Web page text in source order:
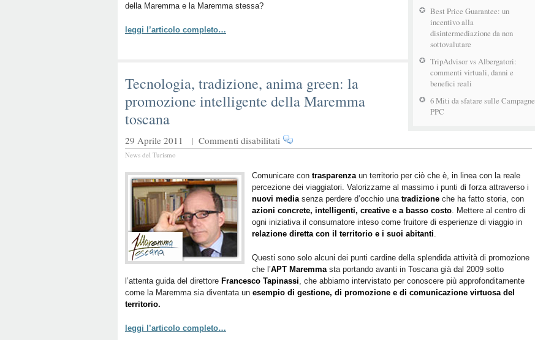
Best Price Guarantee: un
incentivo alla
disintermediazione da non
sottovalutare
TripAdvisor vs Albergatori:
commenti virtuali, danni e
benefici reali
6 Miti da sfatare sulle Campagne
PPC
della Maremma e la Maremma stessa?
leggi l’articolo completo…
Tecnologia, tradizione, anima green: la
promozione intelligente della Maremma
toscana
29 Aprile 2011 | Commenti disabilitati su
Tecnologia,
anima
green:
la
promozione
intelligente
della
toscana
News del Turismo
Comunicare con trasparenzaun territorio per ciò che è, in linea con la reale
percezione dei viaggiatori. Valorizzarne al massimo i punti di forza attraverso i
nuovi media senza perdere d’occhio una tradizione che ha fatto storia, con
azioni concrete, intelligenti, creative e a basso costo. Mettere al centro di
ogni iniziativa il consumatore inteso come fruitore di esperienze di viaggio in
relazione diretta con il territorio e i suoi abitanti.
Questi sono solo alcuni dei punti cardine della splendida attività di promozione
che l’APT Maremma sta portando avanti in Toscana già dal 2009 sotto
l’attenta guida del direttore Francesco Tapinassi, che abbiamo intervistato per conoscere più approfonditamente
come la Maremma sia diventata un esempio di gestione, di promozione e di comunicazione virtuosa del
territorio.
leggi l’articolo completo…